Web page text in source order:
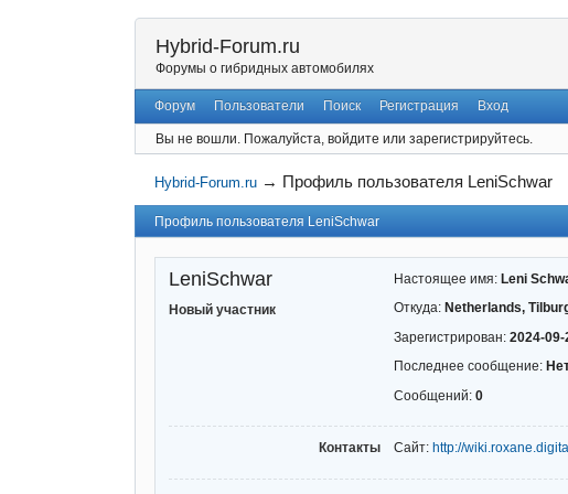
Hybrid-Forum.ru
Форумы о гибридных автомобилях
Форум Пользователи Поиск Регистрация Вход
Вы не вошли. Пожалуйста, войдите или зарегистрируйтесь.
Hybrid-Forum.ru → Профиль пользователя LeniSchwar
Профиль пользователя LeniSchwar
LeniSchwar
Новый участник
Настоящее имя: Leni
Откуда: Netherlands,
Зарегистрирован: 2024-09-
Последнее сообщение:
Сообщений: 0
Контакты Сайт: http://